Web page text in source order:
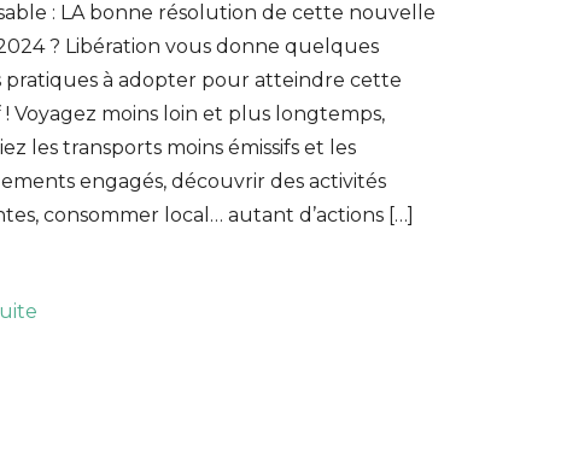
: LA bonne résolution de cette nouvelle
? Libération vous donne quelques
pratiques à adopter pour atteindre cette
Voyagez moins loin et plus longtemps,
les transports moins émissifs et les
engagés, découvrir des activités
consommer local… autant d’actions […]